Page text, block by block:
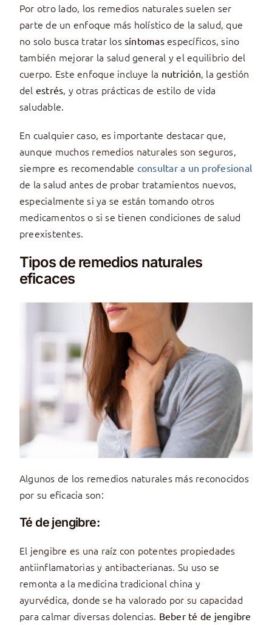
Por otro lado, los remedios naturales suelen ser
parte de un enfoque más holístico de la salud, que
no solo busca tratar los síntomasespecíficos, sino
también mejorar la salud general y el equilibrio del
cuerpo. Este enfoque incluye la nutrición, la gestión
del estrés, y otras prácticas de estilo de vida
saludable.
En cualquier caso, es importante destacar que,
aunque muchos remedios naturales son seguros,
siempre es recomendable consultar a un profesional
de la salud antes de probar tratamientos nuevos,
especialmente si ya se están tomando otros
medicamentos o si se tienen condiciones de salud
preexistentes.
Tipos de remedios naturales
eficaces
Algunos de los remedios naturales más reconocidos
por su eficacia son:
Té de jengibre:
El jengibre es una raíz con potentes propiedades
antiinflamatorias y antibacterianas. Su uso se
remonta a la medicina tradicional china y
ayurvédica, donde se ha valorado por su capacidad
para calmar diversas dolencias. Beber té de jengibre